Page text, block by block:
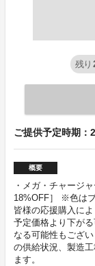
残り
ご提供予定時期：
概要
・メガ・チャージ
18%OFF］ ※色は
皆様の応援購入に
予定価格より下が
なる可能性もござ
の供給状況、製造
ます。